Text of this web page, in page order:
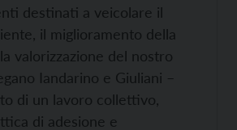
destinati a veicolare il
il miglioramento della
valorizzazione del nostro
Iandarino e Giuliani –
di un lavoro collettivo,
di adesione e